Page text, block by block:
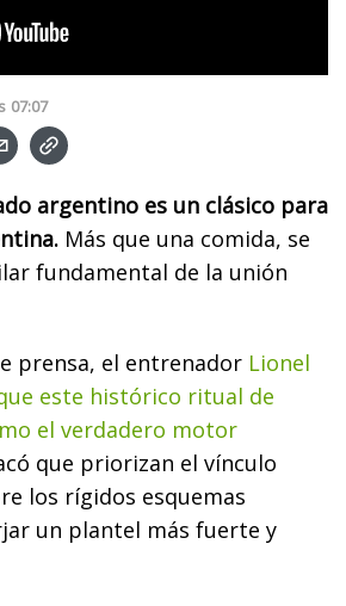
07:07
argentino es un clásico para
Más que una comida, se
fundamental de la unión
prensa, el entrenador Lionel
este histórico ritual de
el verdadero motor
que priorizan el vínculo
los rígidos esquemas
un plantel más fuerte y